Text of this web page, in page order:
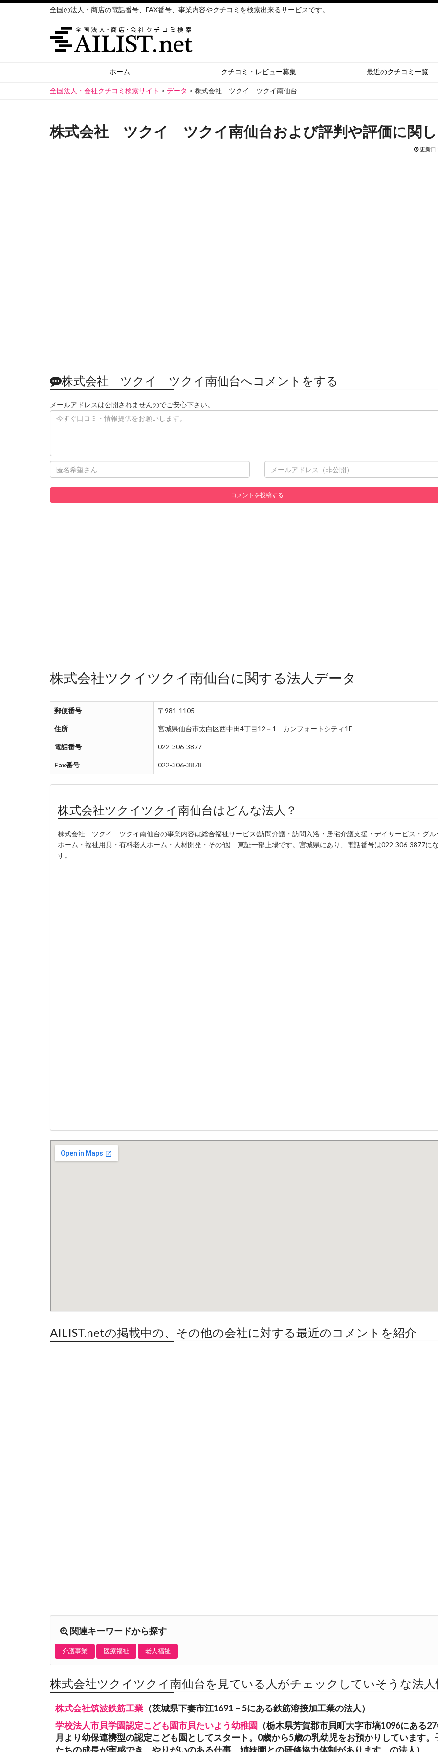
全国の法人・商店の電話番号、FAX番号、事業内容やクチコミを検索出来るサービスです。
ホーム クチコミ・レビュー募集 最近のクチコミ一覧
全国法人・会社クチコミ検索サイト > データ > 株式会社 ツクイ ツクイ南仙台
株式会社 ツクイ ツクイ南仙台および評判や評価に関
更新日
株式会社 ツクイ ツクイ南仙台へコメントをする
メールアドレスは公開されませんのでご安心下さい。
株式会社ツクイツクイ南仙台に関する法人データ
郵便番号 〒981-1105
住所 宮城県仙台市太白区西中田4丁目12－1 カンフォートシティ1F
電話番号 022-306-3877
Fax番号 022-306-3878
株式会社ツクイツクイ南仙台はどんな法人？
株式会社 ツクイ ツクイ南仙台の事業内容は総合福祉サービス(訪問介護・訪問入浴・居宅介護支援・デイサービス・グル
ホーム・福祉用具・有料老人ホーム・人材開発・その他) 東証一部上場です。宮城県にあり、電話番号は022-306-3877に
す。
AILIST.netの掲載中の、その他の会社に対する最近のコメントを紹介
関連キーワードから探す
介護事業 医療福祉 老人福祉
株式会社ツクイツクイ南仙台を見ている人がチェックしていそうな法人
株式会社筑波鉄筋工業 （茨城県下妻市江1691－5にある鉄筋溶接加工業の法人）
学校法人市貝学園認定こども園市貝たいよう幼稚園 （栃木県芳賀郡市貝町大字市塙1096にある
月より幼保連携型の認定こども園としてスタート。0歳から5歳の乳幼児をお預かりしています。
たちの成長が実感でき、やりがいのある仕事。姉妹園との研修協力体制があります。の法人）